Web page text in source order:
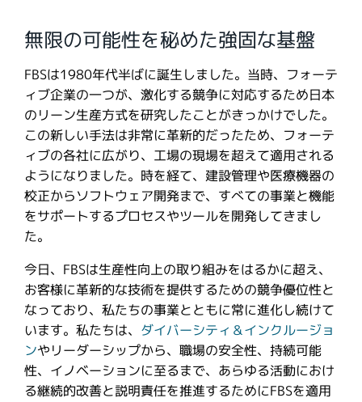
無限の可能性を秘めた強固な基盤
FBSは1980年代半ばに誕生しました。当時、フォーテ
ィブ企業の一つが、激化する競争に対応するため日本
のリーン生産方式を研究したことがきっかけでした。
この新しい手法は非常に革新的だったため、フォーテ
ィブの各社に広がり、工場の現場を超えて適用される
ようになりました。時を経て、建設管理や医療機器の
校正からソフトウェア開発まで、すべての事業と機能
をサポートするプロセスやツールを開発してきまし
た。
今日、FBSは生産性向上の取り組みをはるかに超え、
お客様に革新的な技術を提供するための競争優位性と
なっており、私たちの事業とともに常に進化し続けて
います。私たちは、 ダイバーシティ＆インクルージョ
ンやリーダーシップから、職場の安全性、持続可能
性、イノベーションに至るまで、あらゆる活動におけ
る継続的改善と説明責任を推進するためにFBSを適用